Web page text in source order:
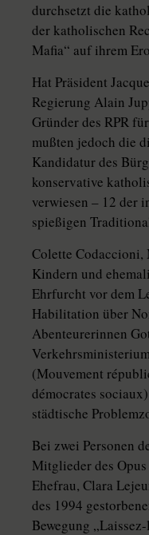
durchsetzt die
der katholischen
Mafia“ auf ihrem
Hat Präsident
Regierung Alain
Gründer des RPR
mußten jedoch die
Kandidatur des
konservative
verwiesen – 12 der
spießigen
Colette
Kindern und
Ehrfurcht vor dem
Habilitation über
Abenteurerinnen
(Mouvement
démocrates
städtische
Bei zwei Personen
Mitglieder des
Ehefrau, Clara
des 1994
Bewegung